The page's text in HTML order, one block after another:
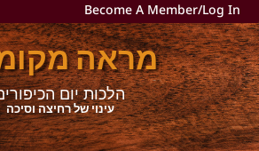
Become A Member/Log In
מראה
הלכות יום
עינוי של רחיצה וסיכה